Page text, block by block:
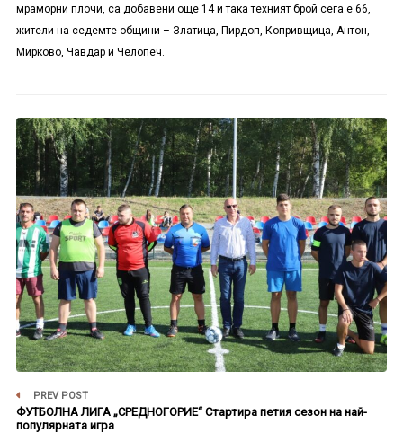
мраморни плочи, са добавени още 14 и така техният брой сега е 66,
жители на седемте общини – Златица, Пирдоп, Копривщица, Антон,
Мирково, Чавдар и Челопеч.
PREV POST
ФУТБОЛНА ЛИГА „СРЕДНОГОРИЕ“ Стартира петия сезон на най-
популярната игра